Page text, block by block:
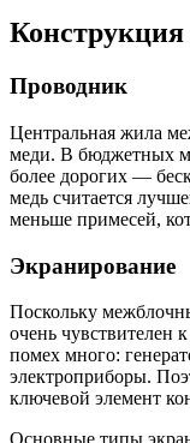
Проводник
Центральная жила
меди. В бюджетных
более дорогих —
медь считается
меньше примесей,
Экранирование
Поскольку
очень чувствителен
помех много:
электроприборы.
ключевой элемент